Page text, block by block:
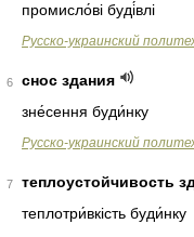
промисло́ві буді́влі
Русско-украинский
6
снос здания
зне́сення буди́нку
Русско-украинский
7
теплоустойчивость
теплотри́вкість буди́нку